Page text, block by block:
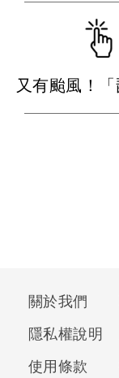
關於我們
隱私權說明
使用條款